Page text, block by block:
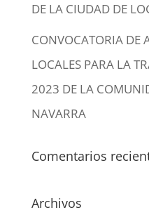
DE LA CIUDAD DE
CONVOCATORIA DE
LOCALES PARA LA
2023 DE LA
NAVARRA
Comentarios
Archivos